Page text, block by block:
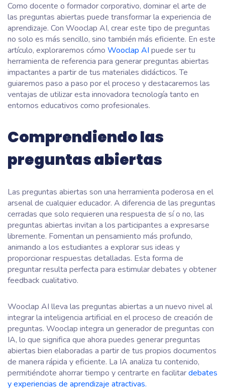
Como docente o formador corporativo, dominar el arte de
las preguntas abiertas puede transformar la experiencia de
aprendizaje. Con Wooclap AI, crear este tipo de preguntas
no solo es más sencillo, sino también más eficiente. En este
artículo, exploraremos cómo Wooclap AI puede ser tu
herramienta de referencia para generar preguntas abiertas
impactantes a partir de tus materiales didácticos. Te
guiaremos paso a paso por el proceso y destacaremos las
ventajas de utilizar esta innovadora tecnología tanto en
entornos educativos como profesionales.
Comprendiendo las
preguntas abiertas
Las preguntas abiertas son una herramienta poderosa en el
arsenal de cualquier educador. A diferencia de las preguntas
cerradas que solo requieren una respuesta de sí o no, las
preguntas abiertas invitan a los participantes a expresarse
libremente. Fomentan un pensamiento más profundo,
animando a los estudiantes a explorar sus ideas y
proporcionar respuestas detalladas. Esta forma de
preguntar resulta perfecta para estimular debates y obtener
feedback cualitativo.
Wooclap AI lleva las preguntas abiertas a un nuevo nivel al
integrar la inteligencia artificial en el proceso de creación de
preguntas. Wooclap integra un generador de preguntas con
IA, lo que significa que ahora puedes generar preguntas
abiertas bien elaboradas a partir de tus propios documentos
de manera rápida y eficiente. La IA analiza tu contenido,
permitiéndote ahorrar tiempo y centrarte en facilitardebates
y experiencias de aprendizaje atractivas.